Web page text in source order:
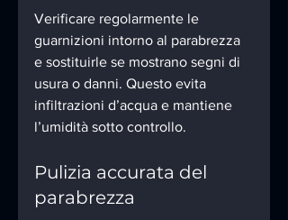
Verificare regolarmente le
guarnizioni intorno al parabrezza
e sostituirle se mostrano segni di
usura o danni. Questo evita
infiltrazioni d’acqua e mantiene
l’umidità sotto controllo.
Pulizia accurata del
parabrezza